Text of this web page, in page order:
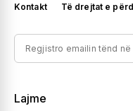
Lajme
Kontakt Të drejtat e